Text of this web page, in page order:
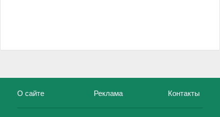
О сайте Реклама Контакты